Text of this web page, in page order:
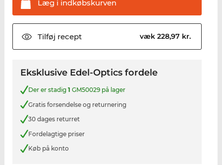
Læg i indkøbskurven
Tilføj recept væk 228,97 kr.
Eksklusive Edel-Optics fordele
Der er stadig 1 GM50029 på lager
Gratis forsendelse og returnering
30 dages returret
Fordelagtige priser
Køb på konto